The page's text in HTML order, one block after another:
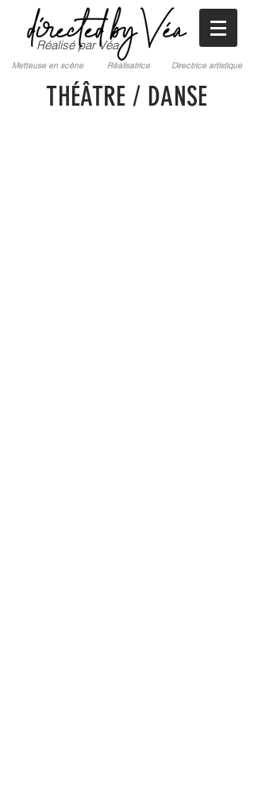
Metteuse en scène Réalisatrice Directrice artistique
Réalisé par Véa
THÉÂTRE / DANSE